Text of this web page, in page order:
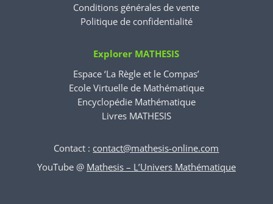
Conditions générales de vente
Politique de confidentialité
Explorer MATHESIS
Espace ‘La Règle et le Compas’
Ecole Virtuelle de Mathématique
Encyclopédie Mathématique
Livres MATHESIS
Contact : contact@mathesis-online.com
YouTube @ Mathesis – L’Univers Mathématique